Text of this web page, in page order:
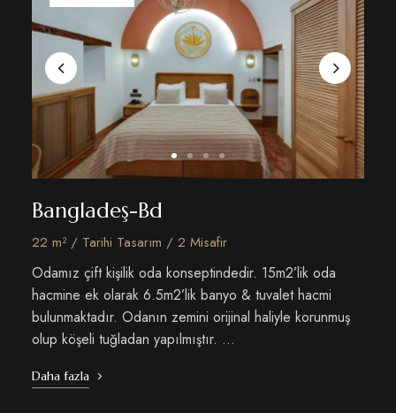
Bangladeş-Bd
22 m² / Tarihi Tasarım / 2 Misafir
Odamız çift kişilik oda konseptindedir. 15m2’lik oda
hacmine ek olarak 6.5m2’lik banyo & tuvalet hacmi
bulunmaktadır. Odanın zemini orijinal haliyle korunmuş
olup köşeli tuğladan yapılmıştır. …
Daha fazla